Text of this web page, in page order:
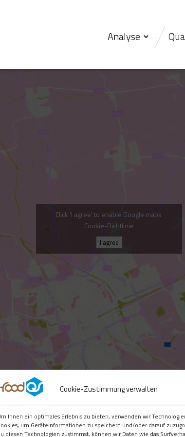
Cookie-Zustimmung verwalten
Ihnen ein optimales Erlebnis zu bieten, verwenden wir
um Geräteinformationen zu speichern und/oder darauf
diesen Technologien zustimmst, können wir Daten wie das
Analyse
Click 'I agree' to enable Google maps
Cookie-Richtlinie
I agree